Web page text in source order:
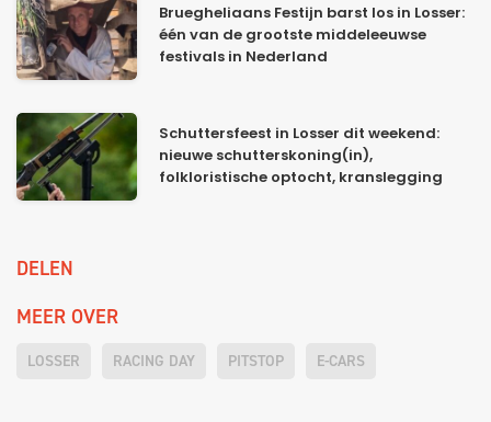
Bruegheliaans Festijn barst los in Losser:
één van de grootste middeleeuwse
festivals in Nederland
Schuttersfeest in Losser dit weekend:
nieuwe schutterskoning(in),
folkloristische optocht, kranslegging
DELEN
MEER OVER
LOSSER RACING DAY PITSTOP E-CARS